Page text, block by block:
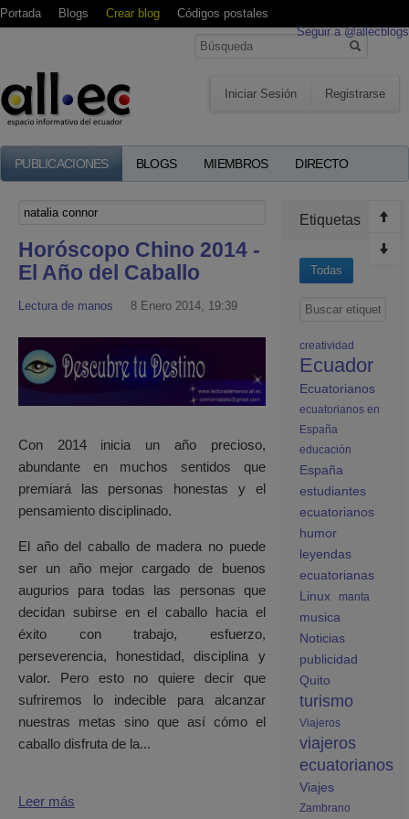
Portada Blogs Crear blog
Códigos postales
Seguir a @allecblogs
Iniciar Sesión Registrarse
PUBLICACIONES BLOGS MIEMBROS DIRECTO
Horóscopo Chino 2014 -
El Año del Caballo
Lectura de manos 8 Enero 2014, 19:39
Con 2014 inicia un año precioso,
abundante en muchos sentidos que
premiará las personas honestas y el
pensamiento disciplinado.
El año del caballo de madera no puede
ser un año mejor cargado de buenos
augurios para todas las personas que
decidan subirse en el caballo hacia el
éxito con trabajo, esfuerzo,
perseverencia, honestidad, disciplina y
valor. Pero esto no quiere decir que
sufriremos lo indecible para alcanzar
nuestras metas sino que así cómo el
caballo disfruta de la...
Leer más
Etiquetas
Todas
creatividad
Ecuador
Ecuatorianos
ecuatorianos en
España
educación
España
estudiantes
ecuatorianos
humor
leyendas
ecuatorianas
Linux
manta
musica
Noticias
publicidad
Quito
turismo
Viajeros
viajeros
ecuatorianos
Viajes
Zambrano